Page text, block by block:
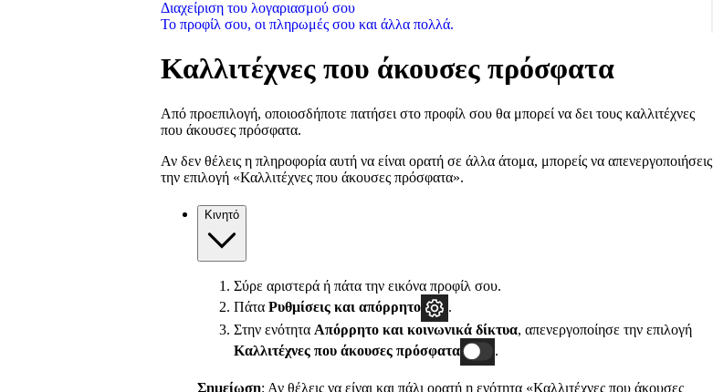
Διαχείριση του λογαριασμού σου
Το προφίλ σου, οι πληρωμές σου και άλλα πολλά.
Καλλιτέχνες που άκουσες πρόσφατα
Από προεπιλογή, οποιοσδήποτε πατήσει στο προφίλ σου θα μπορεί να δει τους καλλιτέχνες
που άκουσες πρόσφατα.
Αν δεν θέλεις η πληροφορία αυτή να είναι ορατή σε άλλα άτομα, μπορείς να απενεργοποιήσεις
την επιλογή «Καλλιτέχνες που άκουσες πρόσφατα».
Κινητό
Σύρε αριστερά ή πάτα την εικόνα προφίλ σου.
Πάτα Ρυθμίσεις και απόρρητο
.
Στην ενότητα Απόρρητο και κοινωνικά δίκτυα, απενεργοποίησε την επιλογή
Καλλιτέχνες που άκουσες πρόσφατα
.
Σημείωση: Αν θέλεις να είναι και πάλι ορατή η ενότητα «Καλλιτέχνες που άκουσες